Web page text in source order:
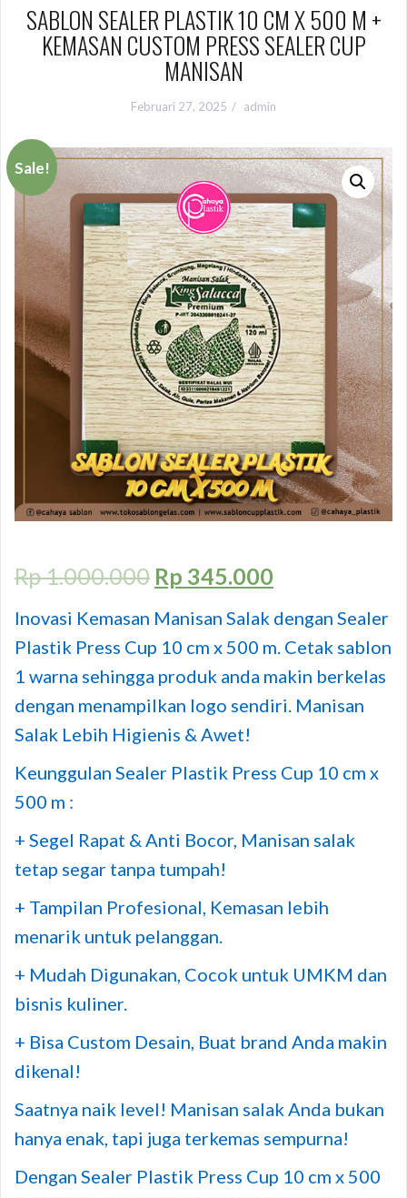
SABLON SEALER PLASTIK 10 CM X 500 M +
KEMASAN CUSTOM PRESS SEALER CUP
MANISAN
Februari 27, 2025 admin
Sale!
Rp1.000.000 Rp 345.000
Inovasi Kemasan Manisan Salak dengan Sealer
Plastik Press Cup 10 cm x 500 m. Cetak sablon
1 warna sehingga produk anda makin berkelas
dengan menampilkan logo sendiri. Manisan
Salak Lebih Higienis & Awet!
Keunggulan Sealer Plastik Press Cup 10 cm x
500 m :
+ Segel Rapat & Anti Bocor, Manisan salak
tetap segar tanpa tumpah!
+ Tampilan Profesional, Kemasan lebih
menarik untuk pelanggan.
+ Mudah Digunakan, Cocok untuk UMKM dan
bisnis kuliner.
+ Bisa Custom Desain, Buat brand Anda makin
dikenal!
Saatnya naik level! Manisan salak Anda bukan
hanya enak, tapi juga terkemas sempurna!
Dengan Sealer Plastik Press Cup 10 cm x 500